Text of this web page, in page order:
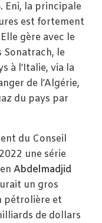
Eni, la principale
est fortement
gère avec le
Sonatrach, le
à l’Italie, via la
de l’Algérie,
du pays par
du Conseil
une série
Abdelmadjid
un gros
pétrolière et
de dollars